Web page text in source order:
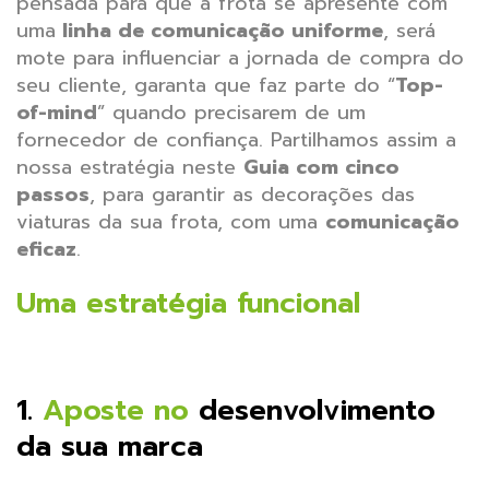
uma linha de comunicação uniforme, será
mote para influenciar a jornada de compra do
seu cliente, garanta que faz parte do “Top-
of-mind” quando precisarem de um
fornecedor de confiança. Partilhamos assim a
nossa estratégia neste Guia com cinco
passos, para garantir as decorações das
viaturas da sua frota, com uma comunicação
eficaz.
Uma estratégia funcional
1. Aposte no desenvolvimento
da sua marca